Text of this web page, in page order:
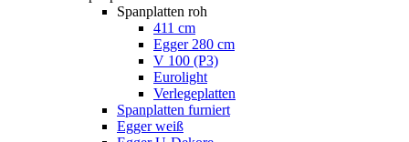
Spanplatten roh
411 cm
Egger 280 cm
V 100 (P3)
Eurolight
Verlegeplatten
Spanplatten furniert
Egger weiß